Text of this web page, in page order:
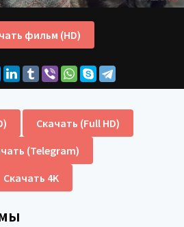
фильм (HD)
Скачать (Full HD)
(Telegram)
Скачать 4K